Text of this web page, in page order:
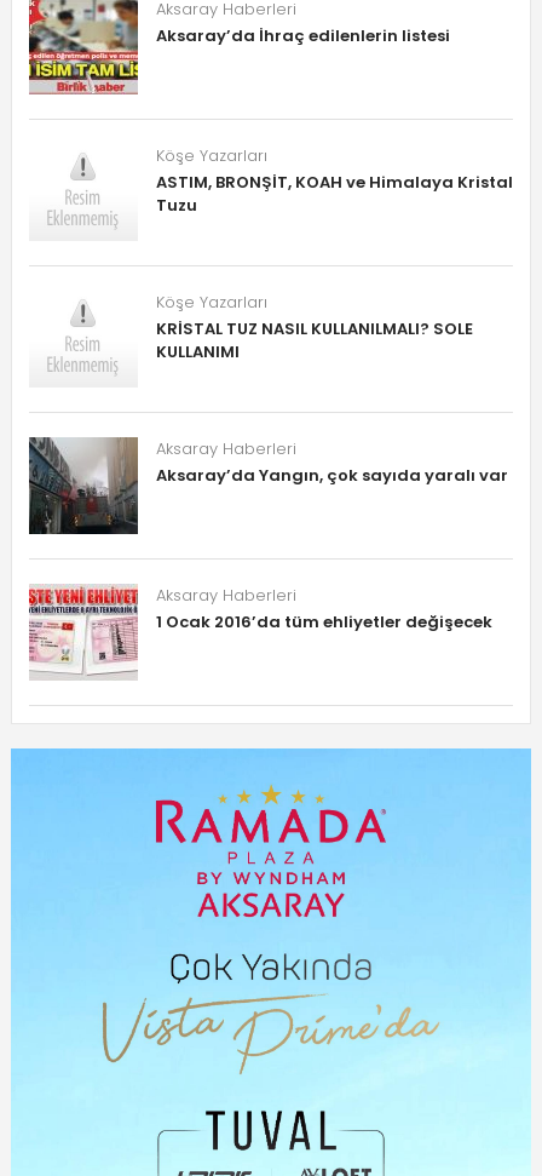
Aksaray Haberleri
Aksaray’da İhraç edilenlerin listesi
Köşe Yazarları
ASTIM, BRONŞİT, KOAH ve Himalaya Kristal
Tuzu
Köşe Yazarları
KRİSTAL TUZ NASIL KULLANILMALI? SOLE
KULLANIMI
Aksaray Haberleri
Aksaray’da Yangın, çok sayıda yaralı var
Aksaray Haberleri
1 Ocak 2016’da tüm ehliyetler değişecek